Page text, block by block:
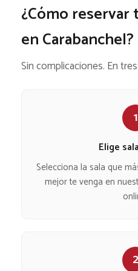
¿Cómo
en Carabanchel?
Sin complicaciones. En
1
Elige
Selecciona la sala que
mejor te venga en
2